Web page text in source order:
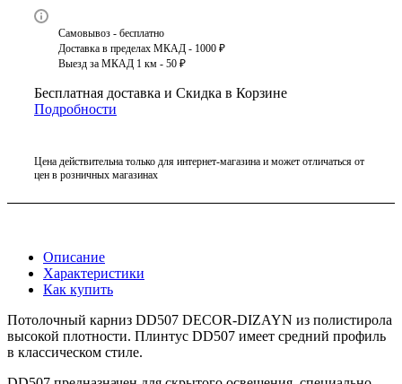
Самовывоз - бесплатно
Доставка в пределах МКАД - 1000 ₽
Выезд за МКАД 1 км - 50 ₽
Бесплатная доставка и Скидка в Корзине
Подробности
Цена действительна только для интернет-магазина и может отличаться от
цен в розничных магазинах
Описание
Характеристики
Как купить
Потолочный карниз DD507 DECOR-DIZAYN из полистирола
высокой плотности. Плинтус DD507 имеет средний профиль
в классическом стиле.